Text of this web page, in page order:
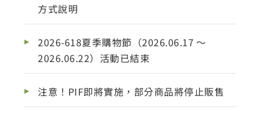
方式說明
2026-618夏季購物節（2026.06.17 ～
2026.06.22）活動已結束
注意！PIF即將實施，部分商品將停止販售